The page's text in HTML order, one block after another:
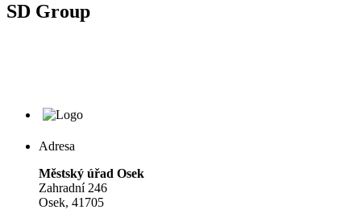
SD Group
Adresa
Městský úřad Osek
Zahradní 246
Osek, 41705